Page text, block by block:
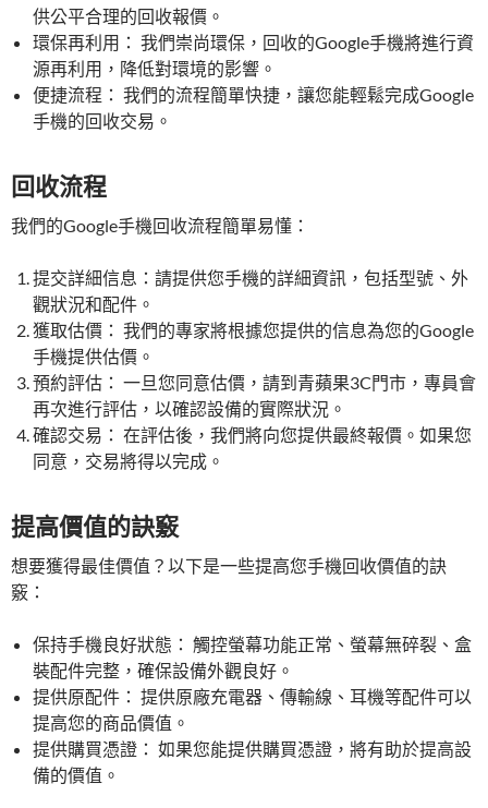
供公平合理的回收報價。
環保再利用： 我們崇尚環保，回收的Google手機將進行資
源再利用，降低對環境的影響。
便捷流程： 我們的流程簡單快捷，讓您能輕鬆完成Google
手機的回收交易。
回收流程
我們的Google手機回收流程簡單易懂：
提交詳細信息：請提供您手機的詳細資訊，包括型號、外
觀狀況和配件。
獲取估價： 我們的專家將根據您提供的信息為您的Google
手機提供估價。
預約評估： 一旦您同意估價，請到青蘋果3C門市，專員會
再次進行評估，以確認設備的實際狀況。
確認交易： 在評估後，我們將向您提供最終報價。如果您
同意，交易將得以完成。
提高價值的訣竅
想要獲得最佳價值？以下是一些提高您手機回收價值的訣
竅：
保持手機良好狀態： 觸控螢幕功能正常、螢幕無碎裂、盒
裝配件完整，確保設備外觀良好。
提供原配件： 提供原廠充電器、傳輸線、耳機等配件可以
提高您的商品價值。
提供購買憑證： 如果您能提供購買憑證，將有助於提高設
備的價值。